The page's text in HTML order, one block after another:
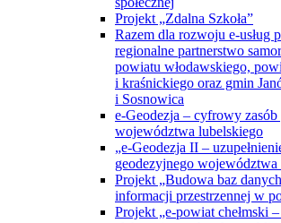
Projekt „Zdalna Szkoła”
Razem dla rozwoju e-usług
regionalne partnerstwo
powiatu włodawskiego,
i kraśnickiego oraz gmin
i Sosnowica
e-Geodezja – cyfrowy
województwa lubelskiego
„e-Geodezja II –
geodezyjnego województwa
Projekt „Budowa baz
informacji przestrzennej w
Projekt „e-powiat chełmski